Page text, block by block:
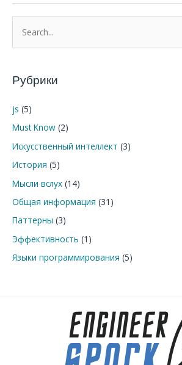
о
с
:
Рубрики
js (5)
Must Know (2)
Искусственный интеллект (3)
История (5)
Мысли вслух (14)
Общая информация (31)
Паттерны (3)
Эффективность (1)
Языки программирования (5)